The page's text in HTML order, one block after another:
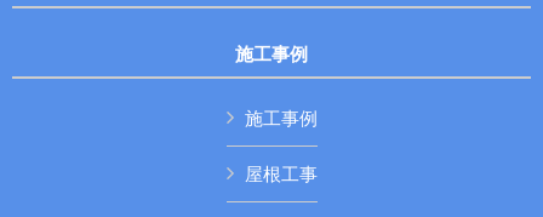
施工事例
施工事例
屋根工事